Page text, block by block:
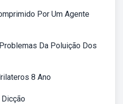
Por Um Agente
Da Poluição Dos
8 Ano
Dicção